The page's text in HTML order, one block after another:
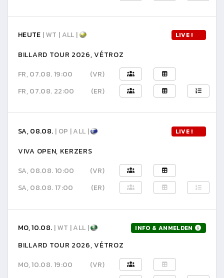
HEUTE | WT | ALL | LIVE !
BILLARD TOUR 2026, VÉTROZ
FR, 07.08. 19:00
(VR)
FR, 07.08. 22:00
(ER)
SA, 08.08. | OP | ALL | LIVE !
VIVA OPEN, KERZERS
SA, 08.08. 10:00
(VR)
SA, 08.08. 17:00
(ER)
MO, 10.08. | WT | ALL | INFO & ANMELDEN
BILLARD TOUR 2026, VÉTROZ
MO, 10.08. 19:00
(VR)